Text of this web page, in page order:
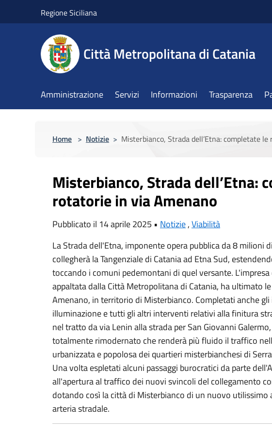
Regione Siciliana
Città Metropolitana di Catania
Amministrazione Servizi Informazioni Trasparenza
Home > Notizie > Misterbianco, Strada dell’Etna: completate
Misterbianco, Strada dell’Etna:
rotatorie in via Amenano
Pubblicato il 14 aprile 2025 • Notizie,Viabilità
La Strada dell'Etna, imponente opera pubblica da 8 milioni
collegherà la Tangenziale di Catania ad Etna Sud,
toccando i comuni pedemontani di quel versante.
appaltata dalla Città Metropolitana di Catania, ha ultimato
Amenano, in territorio di Misterbianco. Completati anche
illuminazione e tutti gli altri interventi relativi alla finitura
nel tratto da via Lenin alla strada per San Giovanni
totalmente rimodernato che renderà più fluido il traffico
urbanizzata e popolosa dei quartieri misterbianchesi di
Una volta espletati alcuni passaggi burocratici da parte
all'apertura al traffico dei nuovi svincoli del collegamento
dotando così la città di Misterbianco di un nuovo utilissimo
arteria stradale.